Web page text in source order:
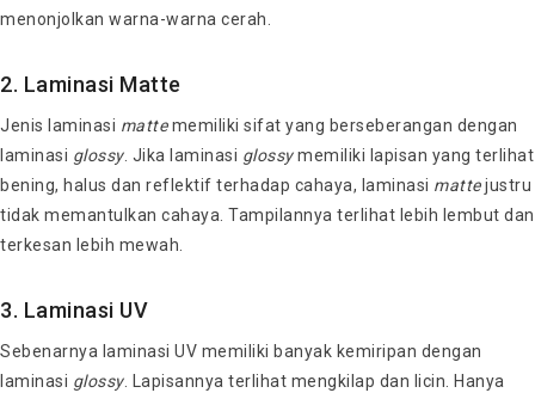
menonjolkan warna-warna cerah.
2. Laminasi Matte
Jenis laminasi mattememiliki sifat yang berseberangan dengan
laminasi glossy. Jika laminasi glossymemiliki lapisan yang terlihat
bening, halus dan reflektif terhadap cahaya, laminasi mattejustru
tidak memantulkan cahaya. Tampilannya terlihat lebih lembut dan
terkesan lebih mewah.
3. Laminasi UV
Sebenarnya laminasi UV memiliki banyak kemiripan dengan
laminasi glossy. Lapisannya terlihat mengkilap dan licin. Hanya